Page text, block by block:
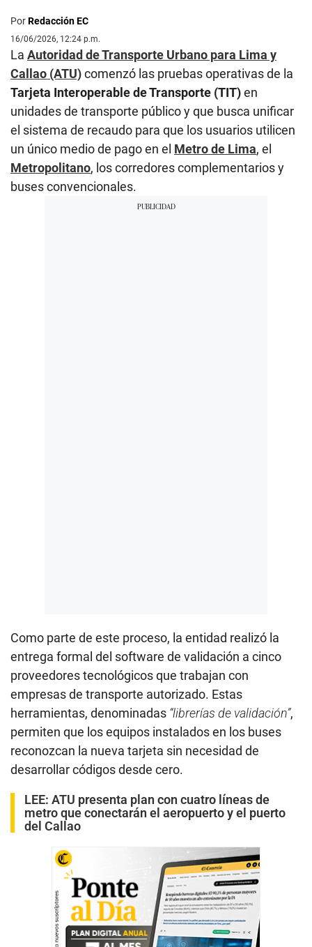
PorRedacción EC
16/06/2026, 12:24 p.m.
La Autoridad de Transporte Urbano para Lima y
Callao (ATU)comenzó las pruebas operativas de la
Tarjeta Interoperable de Transporte (TIT)en
unidades de transporte público y que busca unificar
el sistema de recaudo para que los usuarios utilicen
un único medio de pago en el Metro de Lima, el
Metropolitano, los corredores complementarios y
buses convencionales.
Como parte de este proceso, la entidad realizó la
entrega formal del software de validación a cinco
proveedores tecnológicos que trabajan con
empresas de transporte autorizado. Estas
herramientas, denominadas “librerías de validación”,
permiten que los equipos instalados en los buses
reconozcan la nueva tarjeta sin necesidad de
desarrollar códigos desde cero.
LEE: ATU presenta plan con cuatro líneas de
metro que conectarán el aeropuerto y el puerto
del Callao